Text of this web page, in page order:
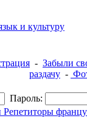
- Забыли
раздачу -
Пароль: